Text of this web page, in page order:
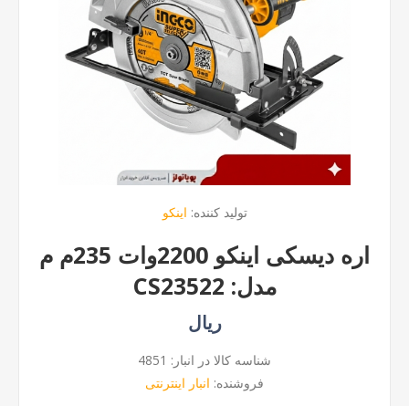
تولید کننده: اینکو
اره دیسکی اینکو 2200وات 235م م
مدل: CS23522
ریال
شناسه کالا در انبار: 4851
فروشنده: انبار اینترنتی